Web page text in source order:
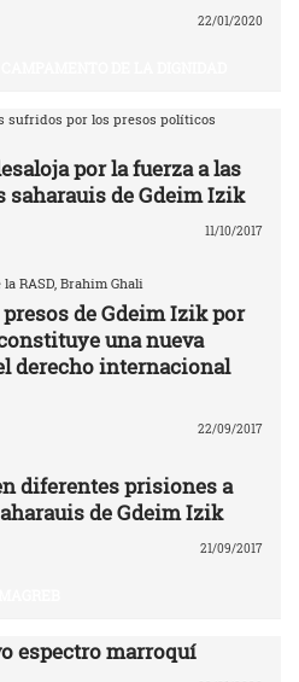
22/01/2020
sufridos por los presos políticos
por la fuerza a las
saharauis de Gdeim Izik
11/10/2017
RASD, Brahim Ghali
de Gdeim Izik por
una nueva
derecho internacional
22/09/2017
diferentes prisiones a
de Gdeim Izik
21/09/2017
espectro marroquí